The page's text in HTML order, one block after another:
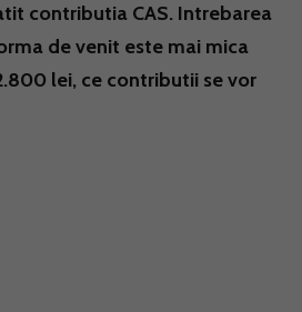
contributia CAS. Intrebarea
de venit este mai mica
lei, ce contributii se vor